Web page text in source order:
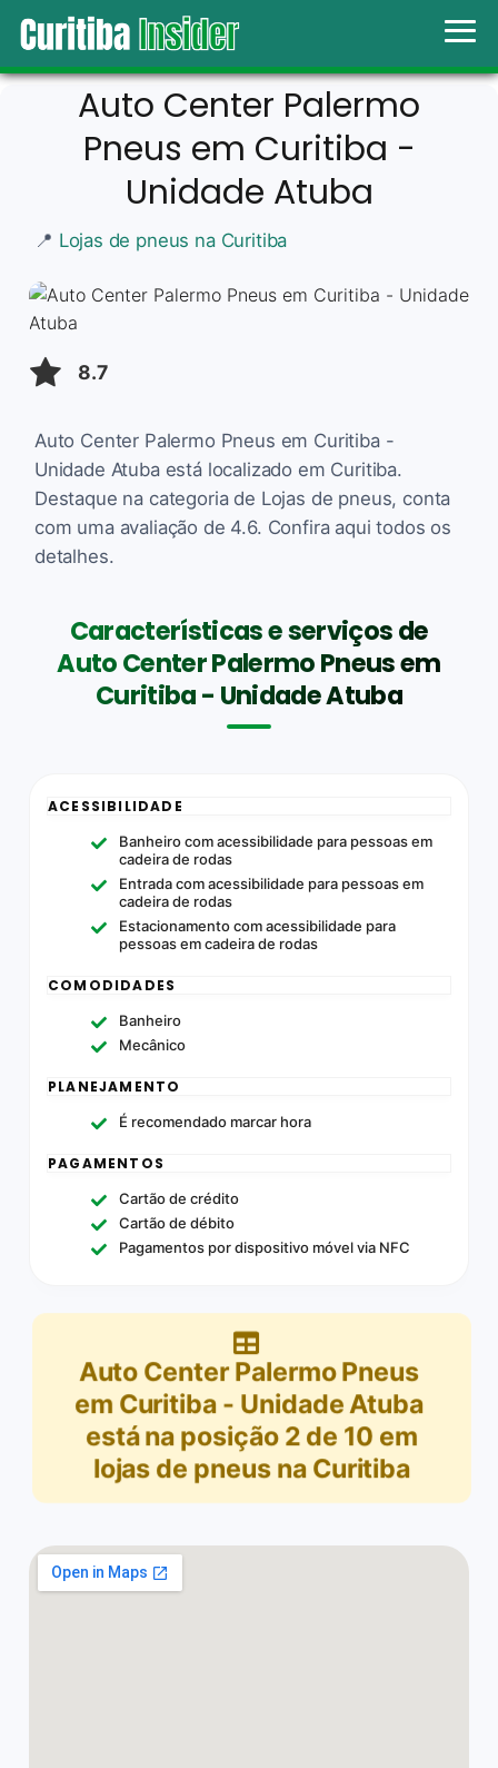
Auto Center Palermo
Pneus em Curitiba -
Unidade Atuba
📍 Lojas de pneus na Curitiba
8.7
Auto Center Palermo Pneus em Curitiba -
Unidade Atuba está localizado em Curitiba.
Destaque na categoria de Lojas de pneus, conta
com uma avaliação de 4.6. Confira aqui todos os
detalhes.
Características e serviços de
Auto Center Palermo Pneus em
Curitiba - Unidade Atuba
ACESSIBILIDADE
Banheiro com acessibilidade para pessoas em
cadeira de rodas
Entrada com acessibilidade para pessoas em
cadeira de rodas
Estacionamento com acessibilidade para
pessoas em cadeira de rodas
COMODIDADES
Banheiro
Mecânico
PLANEJAMENTO
É recomendado marcar hora
PAGAMENTOS
Cartão de crédito
Cartão de débito
Pagamentos por dispositivo móvel via NFC
Auto Center Palermo Pneus
em Curitiba - Unidade Atuba
está na posição 2 de 10 em
lojas de pneus na Curitiba